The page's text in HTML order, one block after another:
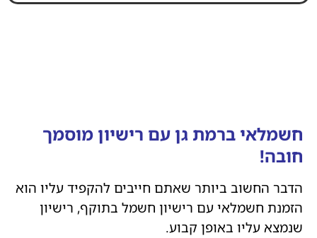
חשמלאי ברמת גן עם רישיון מוסמך
חובה!
הדבר החשוב ביותר שאתם חייבים להקפיד עליו הוא
הזמנת חשמלאי עם רישיון חשמל בתוקף, רישיון
שנמצא עליו באופן קבוע.